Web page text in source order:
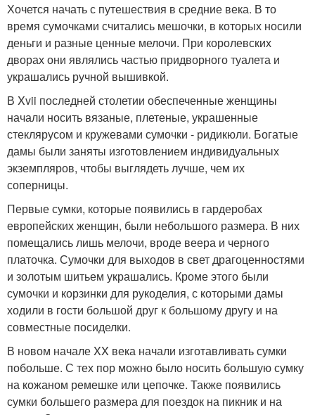
Хочется начать с путешествия в средние века. В то
время сумочками считались мешочки, в которых носили
деньги и разные ценные мелочи. При королевских
дворах они являлись частью придворного туалета и
украшались ручной вышивкой.
В Xvii последней столетии обеспеченные женщины
начали носить вязаные, плетеные, украшенные
стеклярусом и кружевами сумочки - ридикюли. Богатые
дамы были заняты изготовлением индивидуальных
экземпляров, чтобы выглядеть лучше, чем их
соперницы.
Первые сумки, которые появились в гардеробах
европейских женщин, были небольшого размера. В них
помещались лишь мелочи, вроде веера и черного
платочка. Сумочки для выходов в свет драгоценностями
и золотым шитьем украшались. Кроме этого были
сумочки и корзинки для рукоделия, с которыми дамы
ходили в гости большой друг к большому другу и на
совместные посиделки.
В новом начале XX века начали изготавливать сумки
побольше. С тех пор можно было носить большую сумку
на кожаном ремешке или цепочке. Также появились
сумки большего размера для поездок на пикник и на